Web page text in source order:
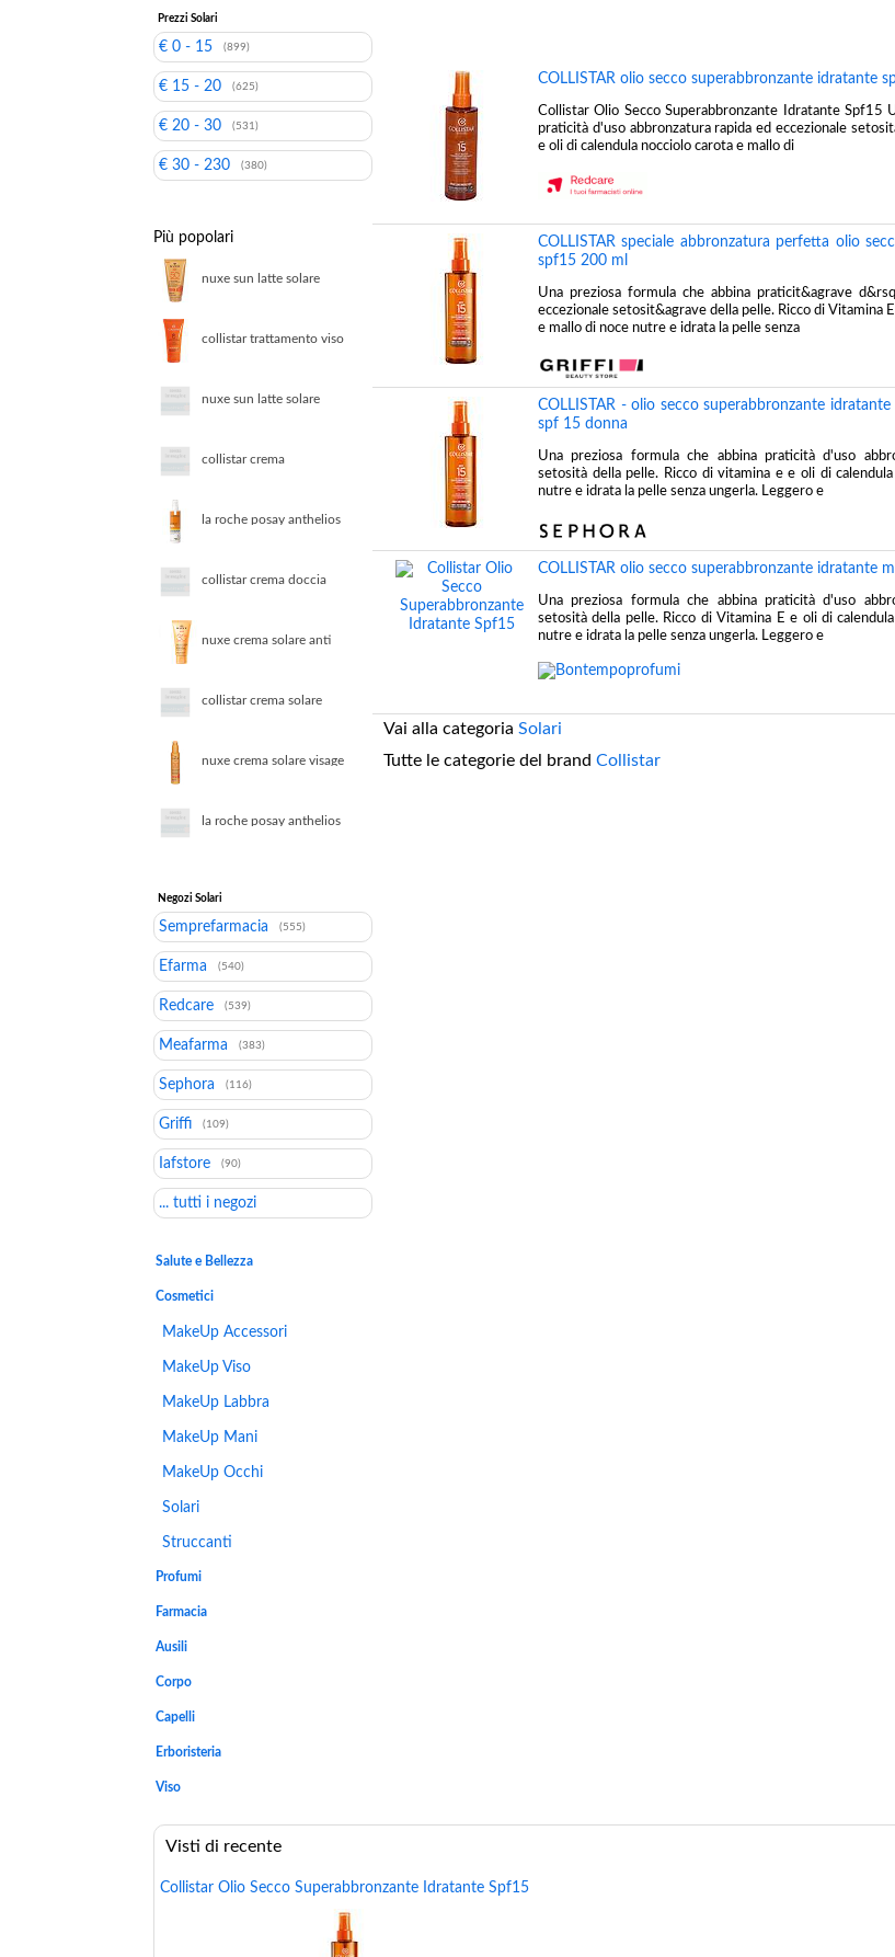
Prezzi Solari
€ 0 - 15 (899)
€ 15 - 20 (625)
€ 20 - 30 (531)
€ 30 - 230 (380)
Più popolari
nuxe sun latte solare
collistar trattamento viso
nuxe sun latte solare
collistar crema
la roche posay anthelios
collistar crema doccia
nuxe crema solare anti
collistar crema solare
nuxe crema solare visage
la roche posay anthelios
Negozi Solari
Semprefarmacia (555)
Efarma (540)
Redcare (539)
Meafarma (383)
Sephora (116)
Griffi (109)
Iafstore (90)
... tutti i negozi
Salute e Bellezza
Cosmetici
MakeUp Accessori
MakeUp Viso
MakeUp Labbra
MakeUp Mani
MakeUp Occhi
Solari
Struccanti
Profumi
Farmacia
Ausili
Corpo
Capelli
Erboristeria
Viso
COLLISTAR olio secco superabbronzante idratante
Collistar Olio Secco Superabbronzante Idratante Spf15
praticità d'uso abbronzatura rapida ed eccezionale
e oli di calendula nocciolo carota e mallo di
COLLISTAR speciale abbronzatura perfetta olio
spf15 200 ml
Una preziosa formula che abbina praticit&agrave
eccezionale setosit&agrave della pelle. Ricco di Vitamina
e mallo di noce nutre e idrata la pelle senza
COLLISTAR - olio secco superabbronzante
spf 15 donna
Una preziosa formula che abbina praticità d'uso
setosità della pelle. Ricco di vitamina e e oli di
nutre e idrata la pelle senza ungerla. Leggero e
COLLISTAR olio secco superabbronzante idratante
Una preziosa formula che abbina praticità d'uso
setosità della pelle. Ricco di Vitamina E e oli di
nutre e idrata la pelle senza ungerla. Leggero e
Vai alla categoria Solari
Tutte le categorie del brand Collistar
Visti di recente
Collistar Olio Secco Superabbronzante Idratante Spf15